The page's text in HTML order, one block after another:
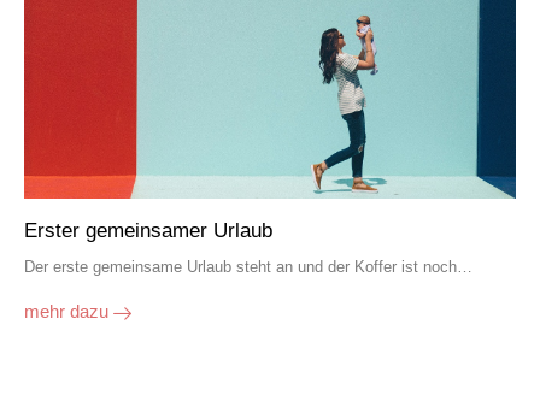
Erster gemeinsamer Urlaub
Der erste gemeinsame Urlaub steht an und der Koffer ist noch…
mehr dazu